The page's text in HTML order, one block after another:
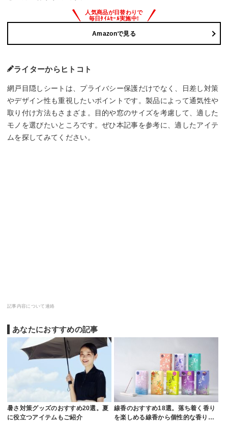
Amazonで見る
ライターからヒトコト
網戸目隠しシートは、プライバシー保護だけでなく、日差し対策
やデザイン性も重視したいポイントです。製品によって通気性や
取り付け方法もさまざま。目的や窓のサイズを考慮して、適した
モノを選びたいところです。ぜひ本記事を参考に、適したアイテ
ムを探してみてください。
記事内容について連絡
あなたにおすすめの記事
暑さ対策グッズのおすすめ20選。夏
に役立つアイテムもご紹介
線香のおすすめ18選。落ち着く香り
を楽しめる線香から個性的な香り…